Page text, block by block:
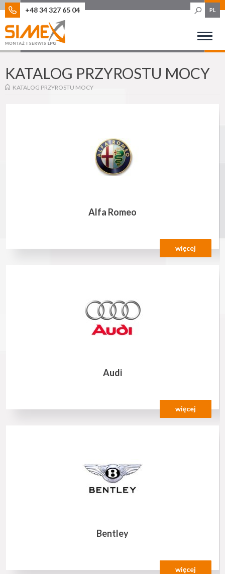
+48 34 327 65 04 PL
KATALOG PRZYROSTU MOCY
KATALOG PRZYROSTU MOCY
Alfa Romeo
więcej
Audi
więcej
Bentley
więcej